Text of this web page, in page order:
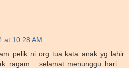
at 10:28 AM
pelik ni org tua kata anak yg lahir
ragam... selamat menunggu hari ..